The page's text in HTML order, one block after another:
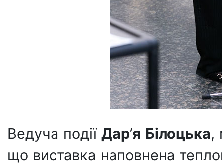
Ведуча подіїДар’я Білоцька,
що виставка наповнена